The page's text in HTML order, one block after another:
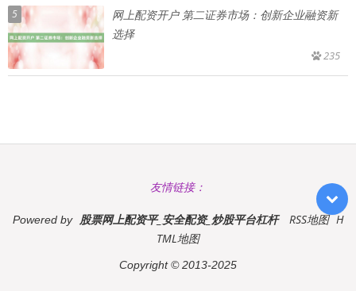
5
网上配资开户 第二证券市场：创新企业融资新
选择
235
友情链接：
Powered by 股票网上配资平_安全配资_炒股平台杠杆 RSS地图 H
TML地图
Copyright© 2013-2025